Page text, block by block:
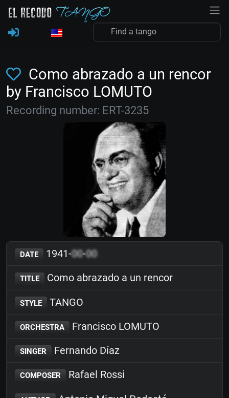
Como abrazado a un rencor
by Francisco LOMUTO
Recording number: ERT-3235
DATE 1941-00-00
TITLE Como abrazado a un rencor
STYLE TANGO
ORCHESTRA Francisco LOMUTO
SINGER Fernando Díaz
COMPOSER Rafael Rossi